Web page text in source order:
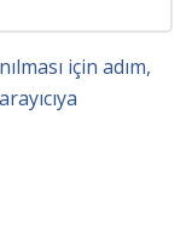
için adım,